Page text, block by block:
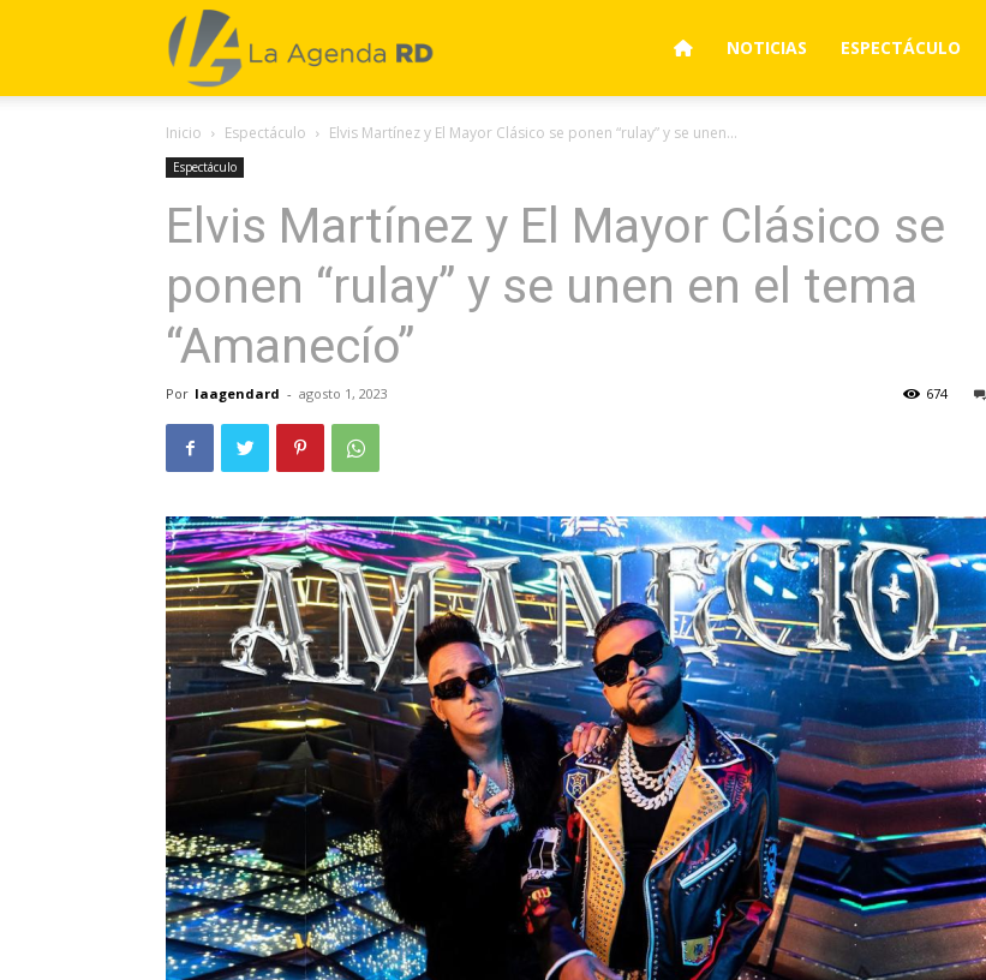
La
Agenda
RD
NOTICIAS ESPECTÁCULO
Inicio Espectáculo Elvis Martínez y El Mayor Clásico se ponen “rulay” y se unen...
Espectáculo
Elvis Martínez y El Mayor Clásico se
ponen “rulay” y se unen en el tema
“Amanecío”
Por laagendard - agosto 1, 2023 674